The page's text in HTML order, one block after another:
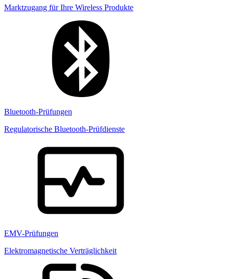
Marktzugang für Ihre Wireless Produkte
Bluetooth-Prüfungen
Regulatorische Bluetooth-Prüfdienste
EMV-Prüfungen
Elektromagnetische Verträglichkeit